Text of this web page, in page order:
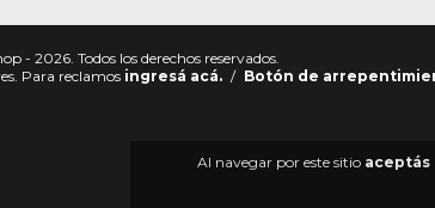
Al navegar por este sitio aceptás
- 2026. Todos los derechos reservados.
Para reclamos ingresá acá. / Botón de